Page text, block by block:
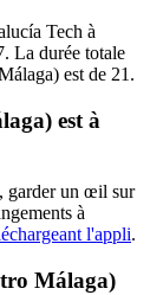
Tech à
La durée totale
est de 21.
est à
garder un œil sur
à
l'appli.
Málaga)